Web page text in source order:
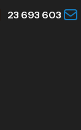
23 693 603